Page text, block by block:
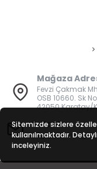
Mağaza
Fevzi Çakmak
OSB 10660. Sk
42050 Karatay/
E-Posta
Sitemizde sizlere
kullanılmaktadır.
inceleyiniz.